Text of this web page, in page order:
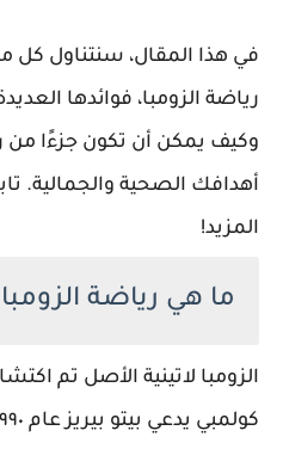
في هذا المقال، سنتناول كل
رياضة الزومبا، فوائدها
وكيف يمكن أن تكون جزءًا من
أهدافك الصحية والجمالية.
المزيد!
ما هي رياضة
الزومبا لاتينية الأصل تم
كولمبي يدعي بيتو بيريز عام ١٩٩٠ ميلاديا